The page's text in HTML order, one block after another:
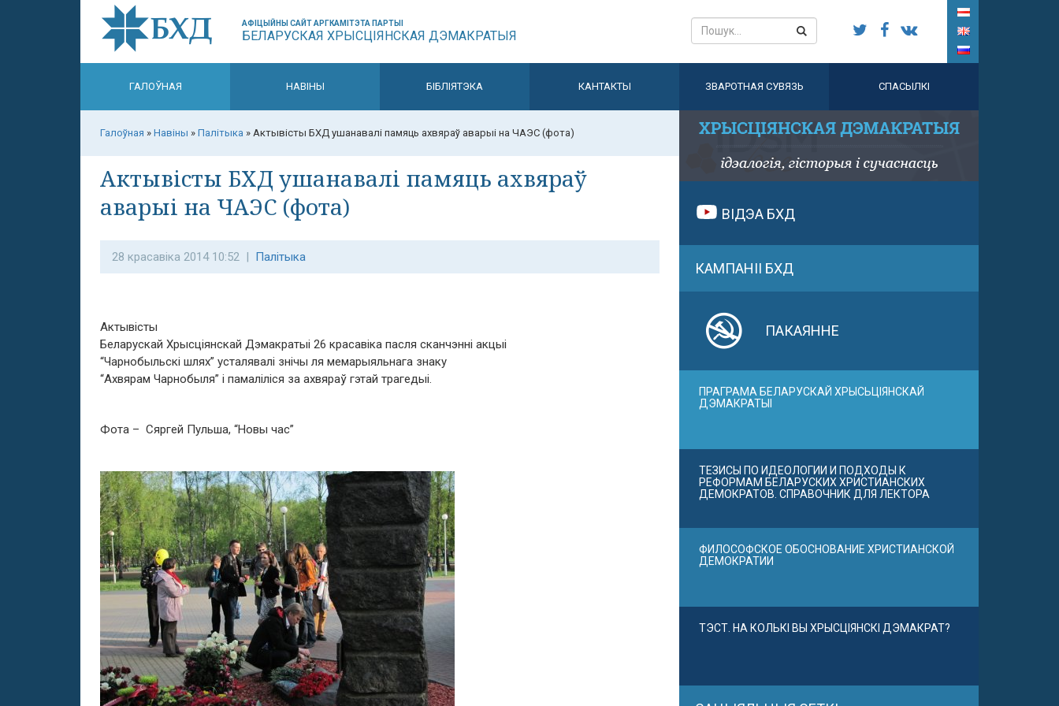
АФІЦЫЙНЫ САЙТ АРГКАМІТЭТА ПАРТЫІ
БЕЛАРУСКАЯ ХРЫСЦІЯНСКАЯ ДЭМАКРАТЫЯ
ГАЛОЎНАЯ НАВІНЫ БІБЛІЯТЭКА КАНТАКТЫ ЗВАРОТНАЯ СУВЯЗЬ СПАСЫЛКІ
Галоўная » Навіны » Палітыка » Актывісты БХД ушанавалі памяць ахвяраў аварыі на ЧАЭС (фота)
Актывісты БХД ушанавалі памяць ахвяраў
аварыі на ЧАЭС (фота)
28 красавіка 2014 10:52 | Палітыка
Актывісты
Беларускай Хрысціянскай Дэмакратыі 26 красавіка пасля сканчэнні акцыі
“Чарнобыльскі шлях” усталявалі знічы ля мемарыяльнага знаку
“Ахвярам Чарнобыля” і памаліліся за ахвяраў гэтай трагедыі.
Фота – Сяргей Пульша, “Новы час”
ВІДЭА БХД
КАМПАНІІ БХД
ПАКАЯННЕ
ПРАГРАМА БЕЛАРУСКАЙ ХРЫСЬЦІЯНСКАЙ
ДЭМАКРАТЫІ
ТЕЗИСЫ ПО ИДЕОЛОГИИ И ПОДХОДЫ К
РЕФОРМАМ БЕЛАРУСКИХ ХРИСТИАНСКИХ
ДЕМОКРАТОВ. СПРАВОЧНИК ДЛЯ ЛЕКТОРА
ФИЛОСОФСКОЕ ОБОСНОВАНИЕ ХРИСТИАНСКОЙ
ДЕМОКРАТИИ
ТЭСТ. НА КОЛЬКІ ВЫ ХРЫСЦІЯНСКІ ДЭМАКРАТ?